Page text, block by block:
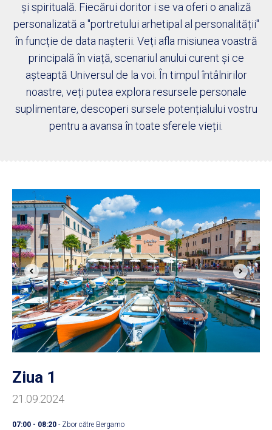
și spirituală. Fiecărui doritor i se va oferi o analiză
personalizată a "portretului arhetipal al personalității"
în funcție de data nașterii. Veți afla misiunea voastră
principală în viață, scenariul anului curent și ce
așteaptă Universul de la voi. În timpul întâlnirilor
noastre, veți putea explora resursele personale
suplimentare, descoperi sursele potențialului vostru
pentru a avansa în toate sferele vieții.
Ziua 1
21.09.2024
07:00 - 08:20 - Zbor către Bergamo